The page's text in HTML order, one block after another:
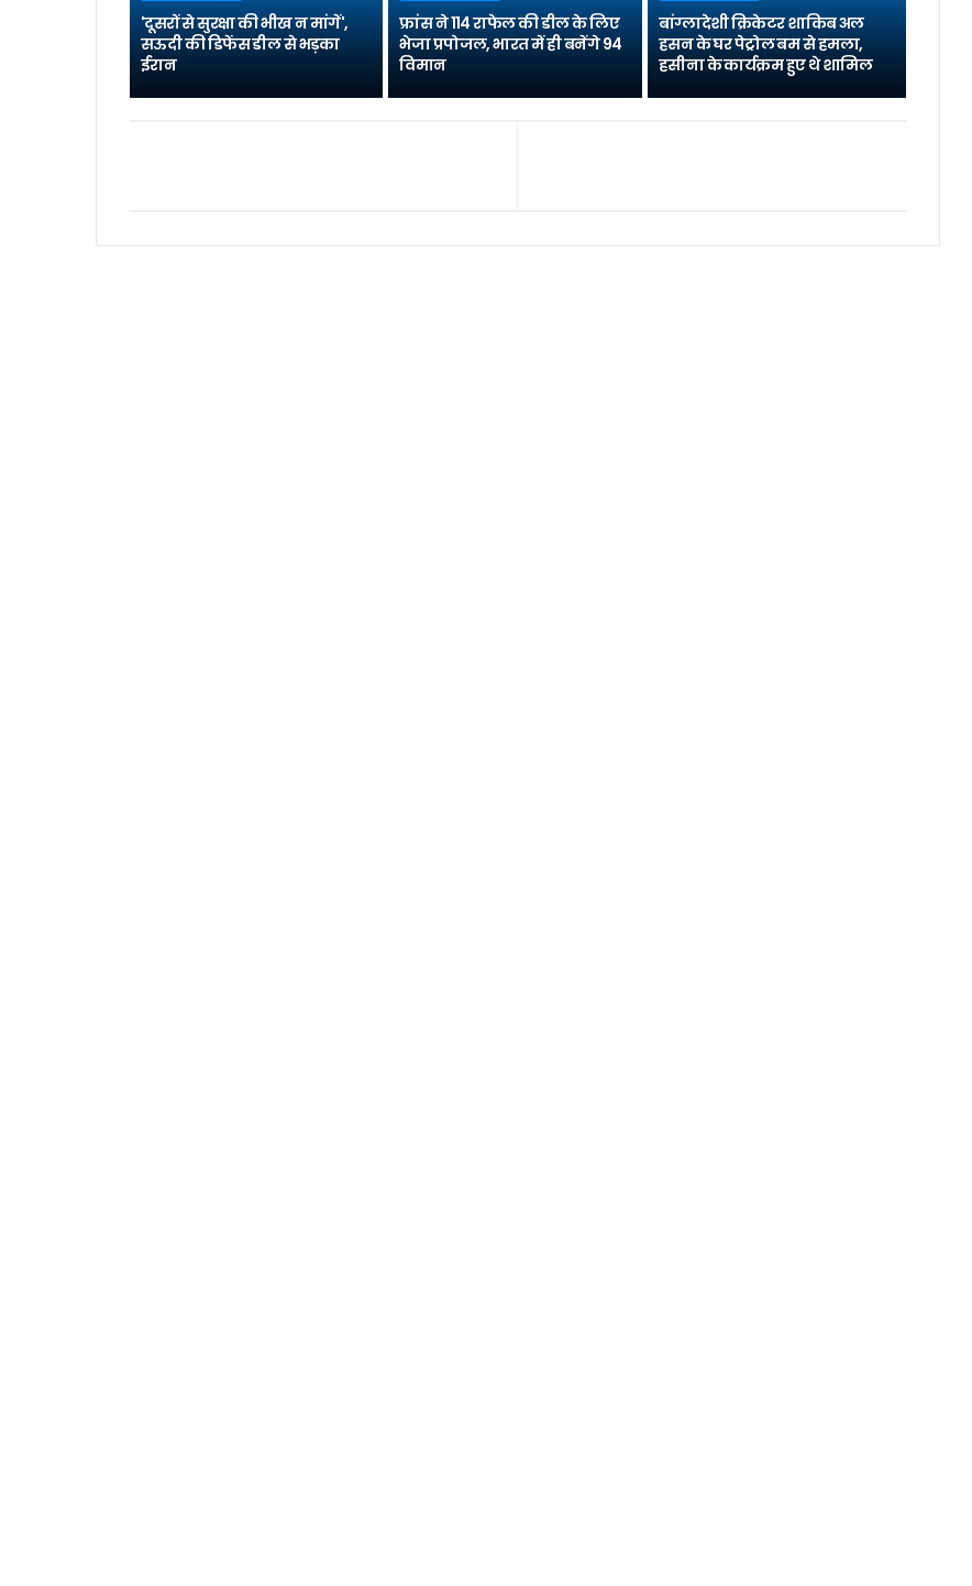
'दूसरों से सुरक्षा की भीख न मांगें',
सऊदी की डिफेंस डील से भड़का
ईरान
फ्रांस ने 114 राफेल की डील के लिए
भेजा प्रपोजल, भारत में ही बनेंगे 94
विमान
बांग्लादेशी क्रिकेटर शाकिब अल
हसन के घर पेट्रोल बम से हमला,
हसीना के कार्यक्रम हुए थे शामिल